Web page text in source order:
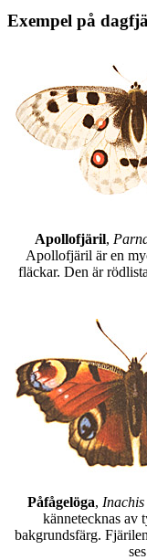
Exempel på
Apollofjäril,
Apollofjäril är en
fläckar. Den är
Påfågelöga,
kännetecknas av
bakgrundsfärg.